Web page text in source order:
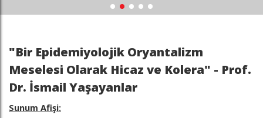
"Bir Epidemiyolojik Oryantalizm
Meselesi Olarak Hicaz ve Kolera" - Prof.
Dr. İsmail Yaşayanlar
Sunum Afişi: